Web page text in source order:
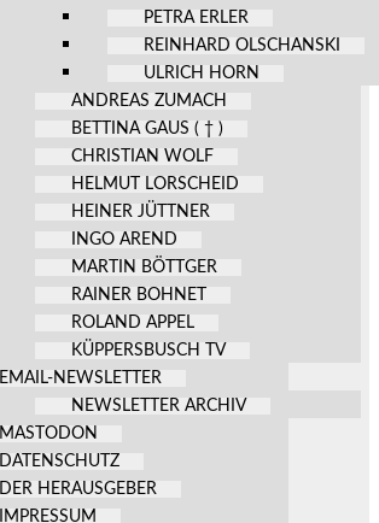
PETRA ERLER
REINHARD OLSCHANSKI
ULRICH HORN
ANDREAS ZUMACH
BETTINA GAUS ( † )
CHRISTIAN WOLF
HELMUT LORSCHEID
HEINER JÜTTNER
INGO AREND
MARTIN BÖTTGER
RAINER BOHNET
ROLAND APPEL
KÜPPERSBUSCH TV
EMAIL-NEWSLETTER
NEWSLETTER ARCHIV
MASTODON
DATENSCHUTZ
DER HERAUSGEBER
IMPRESSUM